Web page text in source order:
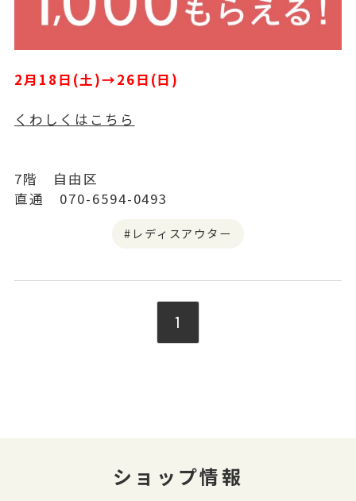
2月18日(土)→26日(日)
くわしくはこちら
7階 自由区
直通 070-6594-0493
レディスアウター
1
ショップ情報